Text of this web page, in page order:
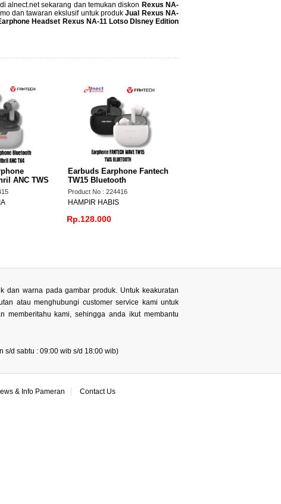
alnect.net sekarang dan temukan diskon Rexus NA-
dan tawaran ekslusif untuk produkJual Rexus NA-
Headset Rexus NA-11 Lotso DIsney Edition
Earbuds Earphone Fantech
TW15 Bluetooth
Product No : 224416
HAMPIR HABIS
EARPHONE ROBOT NOVA
BLUETOOTH 5.4 ULTRA
LIGHT BUDS
Product No : 221503
HAMPIR HABIS
dan warna pada gambar produk. Untuk keakuratan
atau menghubungi customer service kami untuk
memberitahu kami, sehingga anda ikut membantu
s/d sabtu : 09:00 wib s/d 18:00 wib)
& Info Pameran Contact Us